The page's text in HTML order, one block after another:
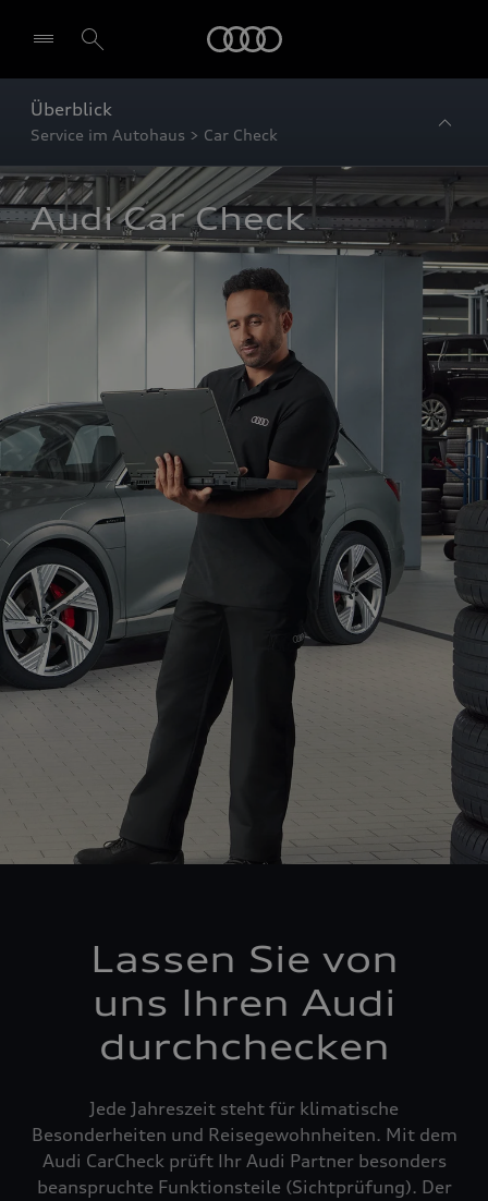
Überblick
Service im Autohaus > Car Check
Audi Car Check
Lassen Sie von
uns Ihren Audi
durchchecken
Jede Jahreszeit steht für klimatische
Besonderheiten und Reisegewohnheiten. Mit dem
Audi CarCheck prüft Ihr Audi Partner besonders
beanspruchte Funktionsteile (Sichtprüfung). Der